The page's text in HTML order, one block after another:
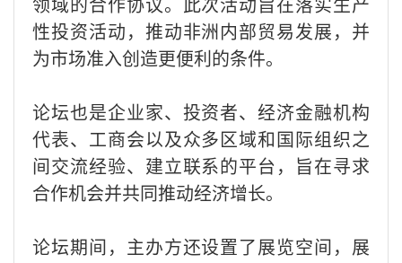
性投资活动，推动非洲内部贸易发展，并
为市场准入创造更便利的条件。
论坛也是企业家、投资者、经济金融机构
代表、工商会以及众多区域和国际组织之
间交流经验、建立联系的平台，旨在寻求
合作机会并共同推动经济增长。
论坛期间，主办方还设置了展览空间，展